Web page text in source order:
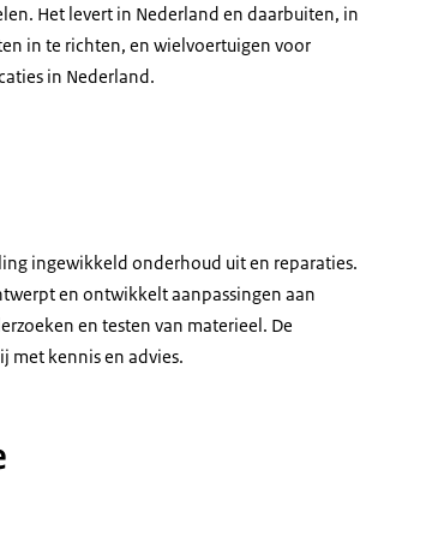
Het levert in Nederland en daarbuiten, in
in te richten, en wielvoertuigen voor
in Nederland.
speciaal gereedschap.
ingewikkeld onderhoud uit en reparaties.
en ontwikkelt aanpassingen aan
en testen van materieel. De
met kennis en advies.